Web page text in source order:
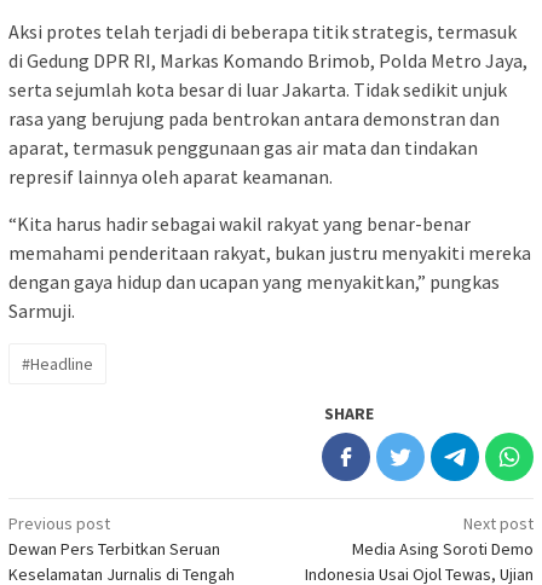
Aksi protes telah terjadi di beberapa titik strategis, termasuk
di Gedung DPR RI, Markas Komando Brimob, Polda Metro Jaya,
serta sejumlah kota besar di luar Jakarta. Tidak sedikit unjuk
rasa yang berujung pada bentrokan antara demonstran dan
aparat, termasuk penggunaan gas air mata dan tindakan
represif lainnya oleh aparat keamanan.
“Kita harus hadir sebagai wakil rakyat yang benar-benar
memahami penderitaan rakyat, bukan justru menyakiti mereka
dengan gaya hidup dan ucapan yang menyakitkan,” pungkas
Sarmuji.
#Headline
SHARE
Post
navigation
Previous post
Dewan Pers Terbitkan Seruan
Keselamatan Jurnalis di Tengah
Next post
Media Asing Soroti Demo
Indonesia Usai Ojol Tewas, Ujian